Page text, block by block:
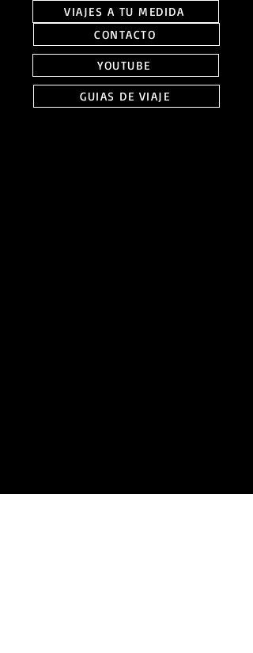
VIAJES A TU MEDIDA
CONTACTO
YOUTUBE
GUIAS DE VIAJE